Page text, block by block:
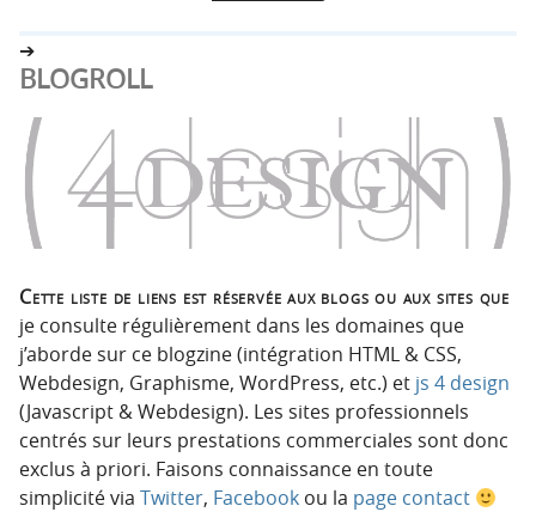
a
t
o
p
n
c
i
p
a
l
e
a
u
o
u
BLOGROLL
Cette liste de liens est réservée aux blogs ou aux sites que
je consulte régulièrement dans les domaines que
j’aborde sur ce blogzine (intégration HTML & CSS,
Webdesign, Graphisme, WordPress, etc.) et js 4 design
(Javascript & Webdesign). Les sites professionnels
centrés sur leurs prestations commerciales sont donc
exclus à priori. Faisons connaissance en toute
simplicité via Twitter, Facebook ou la page contact